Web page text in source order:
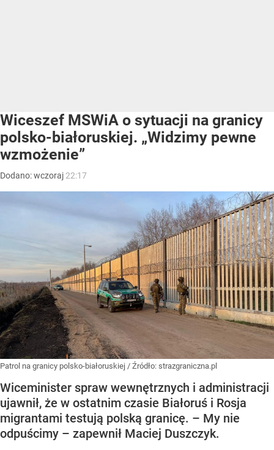
Wiceszef MSWiA o sytuacji na granicy
polsko-białoruskiej. „Widzimy pewne
wzmożenie”
Dodano:wczoraj 22:17
Patrol na granicy polsko-białoruskiej / Źródło: strazgraniczna.pl
Wiceminister spraw wewnętrznych i administracji
ujawnił, że w ostatnim czasie Białoruś i Rosja
migrantami testują polską granicę. – My nie
odpuścimy – zapewnił Maciej Duszczyk.